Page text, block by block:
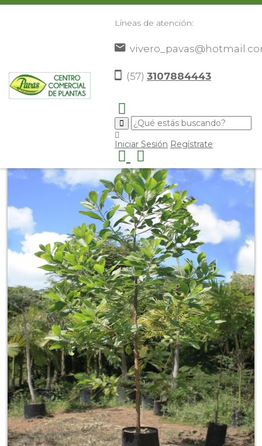
Líneas de atención:
(57) 3107884443
Iniciar Sesión Regístrate
Árboles Ornamentales>Acacia